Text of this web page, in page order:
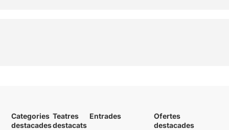
Categories
destacades
Teatres
destacats
Entrades
Ofertes
destacades